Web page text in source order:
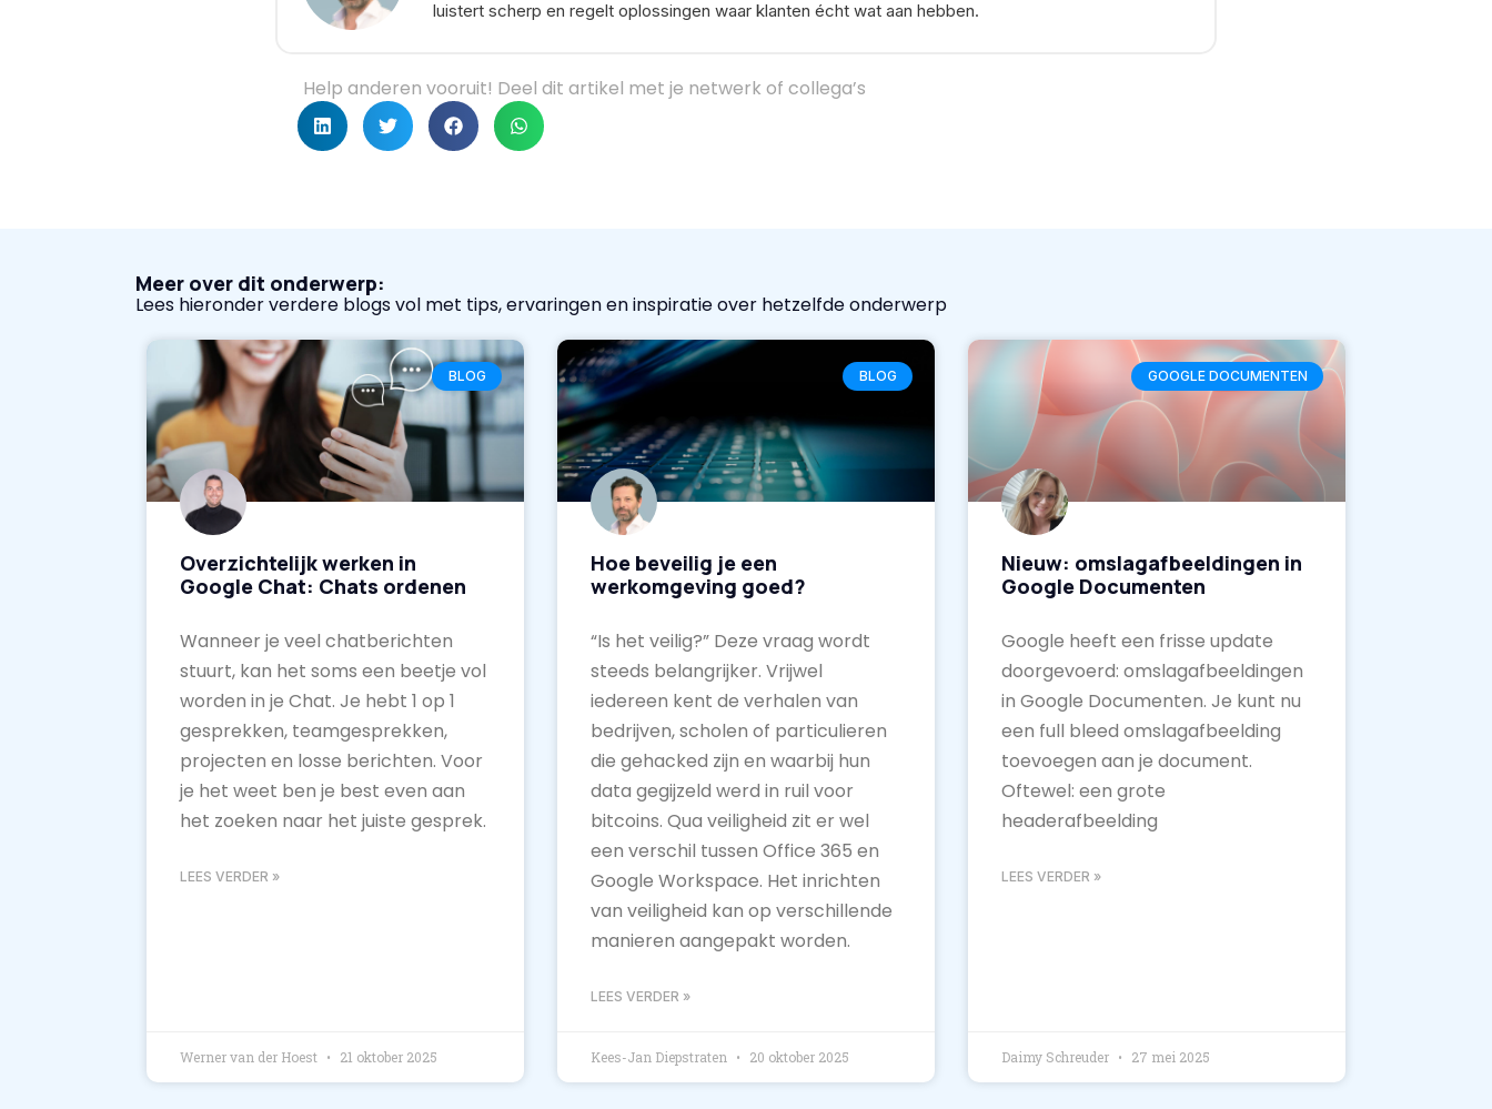
luistert scherp en regelt oplossingen waar klanten écht wat aan hebben.
Help anderen vooruit! Deel dit artikel met je netwerk of collega’s
Meer over dit onderwerp:
Lees hieronder verdere blogs vol met tips, ervaringen en inspiratie over hetzelfde onderwerp
BLOG
Overzichtelijk werken in
Google Chat: Chats ordenen
Wanneer je veel chatberichten
stuurt, kan het soms een beetje vol
worden in je Chat. Je hebt 1 op 1
gesprekken, teamgesprekken,
projecten en losse berichten. Voor
je het weet ben je best even aan
het zoeken naar het juiste gesprek.
LEES VERDER »
Werner van der Hoest 21 oktober 2025
BLOG
Hoe beveilig je een
werkomgeving goed?
“Is het veilig?” Deze vraag wordt
steeds belangrijker. Vrijwel
iedereen kent de verhalen van
bedrijven, scholen of particulieren
die gehacked zijn en waarbij hun
data gegijzeld werd in ruil voor
bitcoins. Qua veiligheid zit er wel
een verschil tussen Office 365 en
Google Workspace. Het inrichten
van veiligheid kan op verschillende
manieren aangepakt worden.
LEES VERDER »
Kees-Jan Diepstraten 20 oktober 2025
GOOGLE DOCUMENTEN
Nieuw: omslagafbeeldingen in
Google Documenten
Google heeft een frisse update
doorgevoerd: omslagafbeeldingen
in Google Documenten. Je kunt nu
een full bleed omslagafbeelding
toevoegen aan je document.
Oftewel: een grote
headerafbeelding
LEES VERDER »
Daimy Schreuder 27 mei 2025